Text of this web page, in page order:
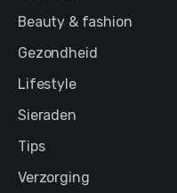
Beauty & fashion
Gezondheid
Lifestyle
Sieraden
Tips
Verzorging